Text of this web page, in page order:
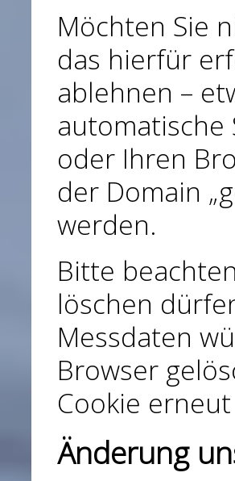
Möchten Sie
das hierfür
ablehnen –
automatische
oder Ihren
der Domain
werden.
Bitte
löschen
Messdaten
Browser
Cookie
Änderung